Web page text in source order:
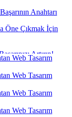
Anahtarı
Öne Çıkmak İçin
Artırın!
Çözümleri
Yakalamanın